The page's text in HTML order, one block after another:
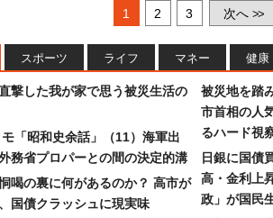
1 2 3 次へ >>
スポーツ ライフ マネー 健康
撃した我が家で思う被災生活の
「昭和史余話」（11）海軍出
務省プロパーとの間の決定的溝
喝の裏に何があるのか？ 高市が
国債クラッシュに現実味
被災地を踏
市首相の人
るハード視
日銀に国債
高・金利上
政」が国民